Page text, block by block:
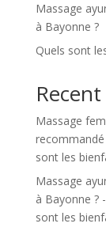
Massage
à Bayonne ?
Quels sont
Massage
sont les
Massage
à Bayonne ?
sont les